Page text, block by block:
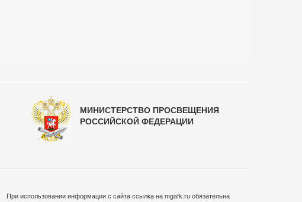
МИНИСТЕРСТВО ПРОСВЕЩЕНИЯ
РОССИЙСКОЙ ФЕДЕРАЦИИ
При использовании информации с сайта ссылка на mgafk.ru обязательна